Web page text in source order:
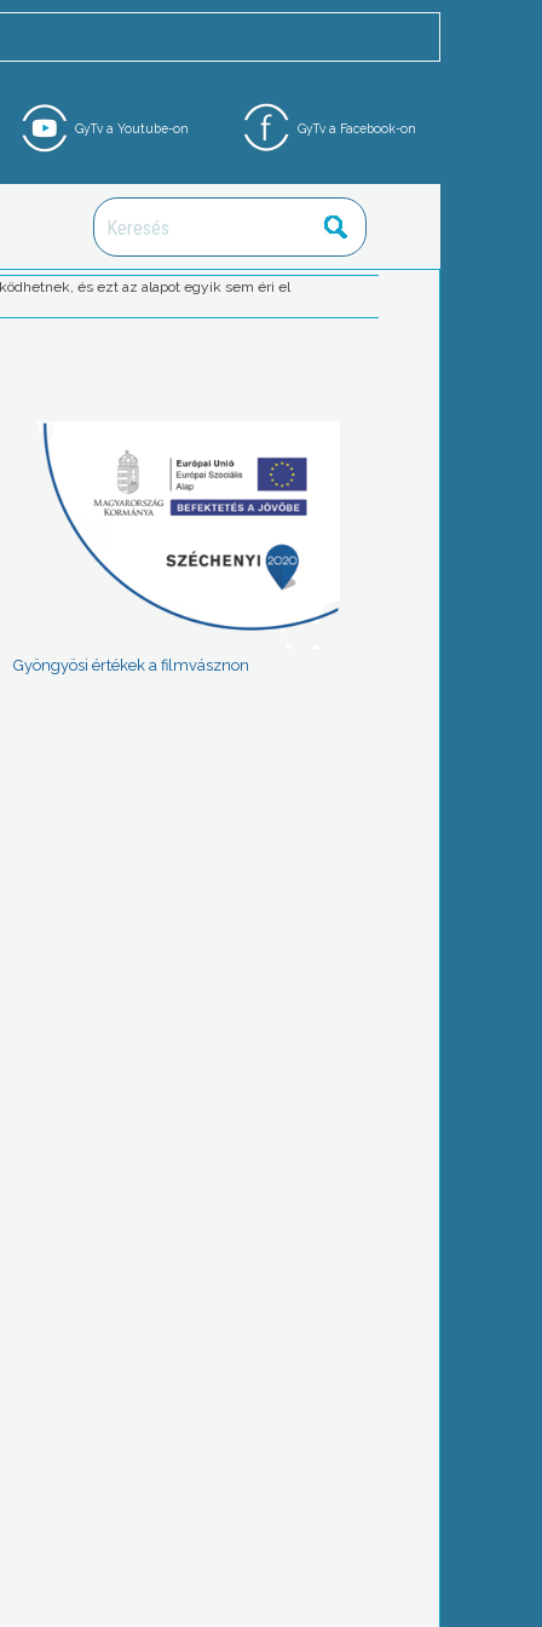
GyTv a Facebook-on
GyTv a Youtube-on
és ezt az alapot egyik sem éri el
Gyöngyösi értékek a filmvásznon